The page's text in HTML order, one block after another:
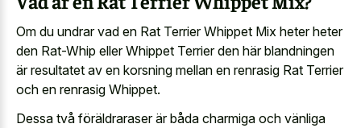
Om du undrar vad en Rat Terrier Whippet Mix heter heter
den Rat-Whip eller Whippet Terrier den här blandningen
är resultatet av en korsning mellan en renrasig Rat Terrier
och en renrasig Whippet.
Dessa två föräldraraser är båda charmiga och vänliga